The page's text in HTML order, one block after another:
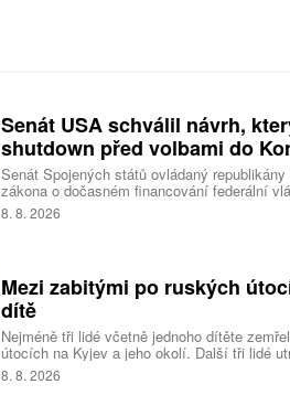
Senát USA schválil návrh,
shutdown před volbami do
Senát Spojených států ovládaný
zákona o dočasném financování federální
opatření je předejít před listopadovými
takzvanému shutdownu, tedy omezení
8. 8. 2026
Mezi zabitými po ruských
dítě
Nejméně tři lidé včetně jednoho dítěte
útocích na Kyjev a jeho okolí. Další tři lidé
ukrajinských úřadů Rusové použili mimo jiné
8. 8. 2026